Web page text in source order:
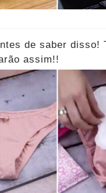
de saber disso!
assim!!